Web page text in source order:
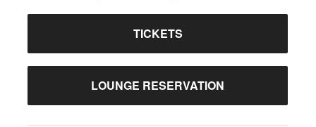
TICKETS
LOUNGE RESERVATION